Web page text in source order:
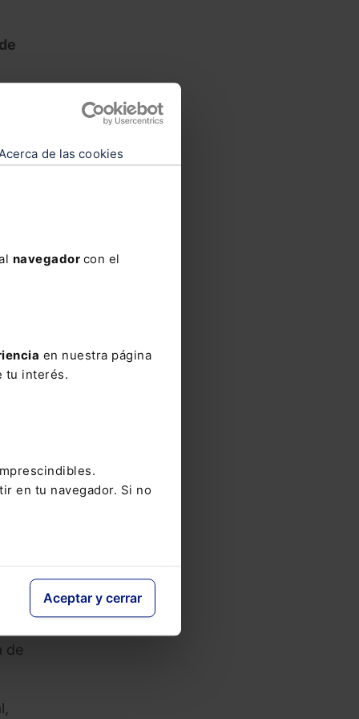
de las cookies
navegador con el
en nuestra página
tu interés.
en tu navegador. Si no
Aceptar y cerrar
en
a
de